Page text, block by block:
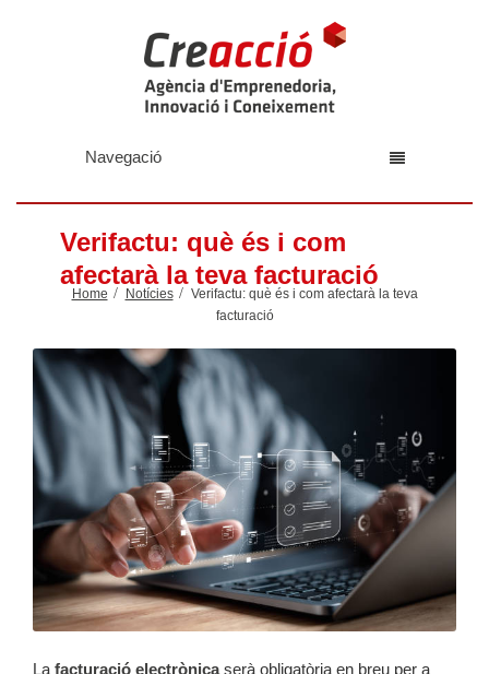
Navegació
Verifactu: què és i com
afectarà la teva facturació
Home Notícies
Verifactu: què és i com afectarà la teva
facturació
La facturació electrònicaserà obligatòria en breu per a